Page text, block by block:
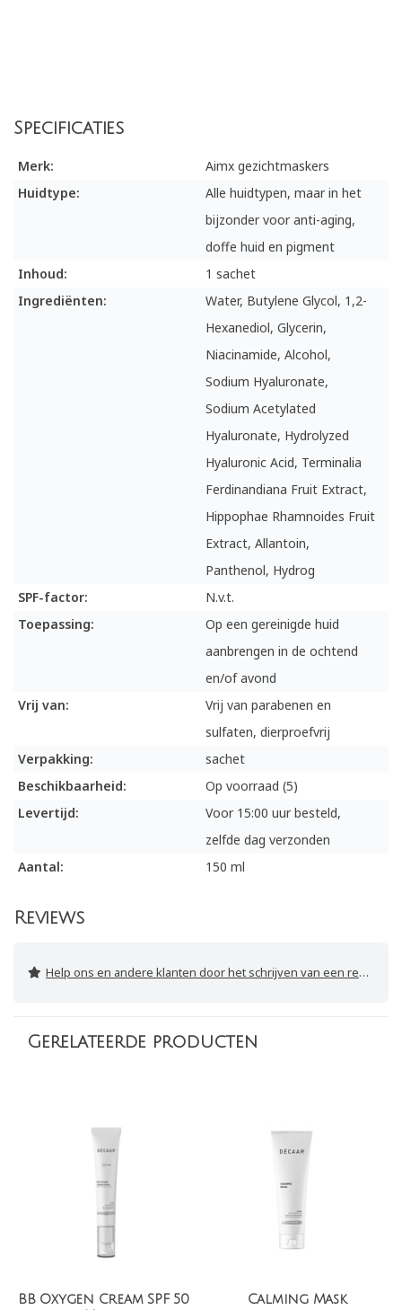
Specificaties
Merk:
Aimx gezichtmaskers
Huidtype:
Alle huidtypen, maar in het
bijzonder voor anti-aging,
doffe huid en pigment
Inhoud:
1 sachet
Ingrediënten:
Water, Butylene Glycol, 1,2-
Hexanediol, Glycerin,
Niacinamide, Alcohol,
Sodium Hyaluronate,
Sodium Acetylated
Hyaluronate, Hydrolyzed
Hyaluronic Acid, Terminalia
Ferdinandiana Fruit Extract,
Hippophae Rhamnoides Fruit
Extract, Allantoin,
Panthenol, Hydrog
SPF-factor:
N.v.t.
Toepassing:
Op een gereinigde huid
aanbrengen in de ochtend
en/of avond
Vrij van:
Vrij van parabenen en
sulfaten, dierproefvrij
Verpakking:
sachet
Beschikbaarheid:
Op voorraad (5)
Levertijd:
Voor 15:00 uur besteld,
zelfde dag verzonden
Aantal:
150 ml
Reviews
Help ons en andere klanten door het schrijven van een review
Gerelateerde producten
Calming Mask Rebalancing Cream